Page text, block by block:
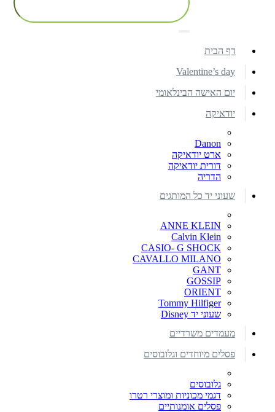
דף הבית
Valentine’s day
יום האישה הבינלאומי
יודאיקה
Danon
ארט יודאיקה
דורית יודאיקה
הדריה
שעוני יד כל המותגים
ANNE KLEIN
Calvin Klein
CASIO- G SHOCK
CAVALLO MILANO
GANT
GOSSIP
ORIENT
Tommy Hilfiger
שעוני יד Disney
מעמדים משרדיים
פסלים מיוחדים וגלובוסים
גלובוסים
דגמי מכוניות ומוצרי רטרו
פסלים אומנותיים